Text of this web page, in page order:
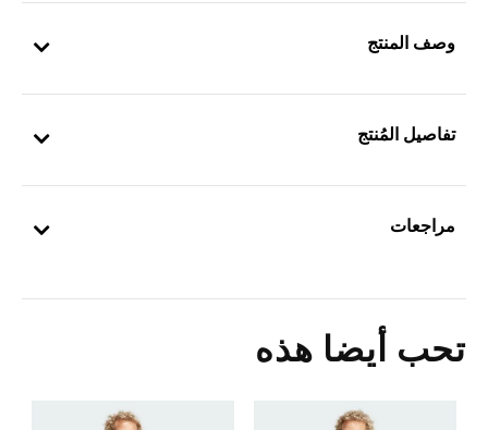
وصف المنتج
تفاصيل المُنتج
مراجعات
تحب أيضا هذه